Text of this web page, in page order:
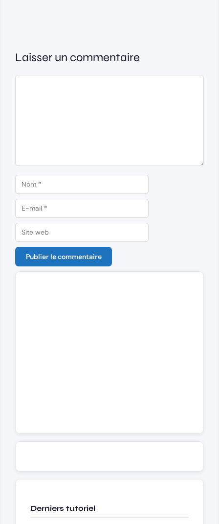
Laisser un commentaire
Nom
E-
mail
Site
web
Derniers tutoriel